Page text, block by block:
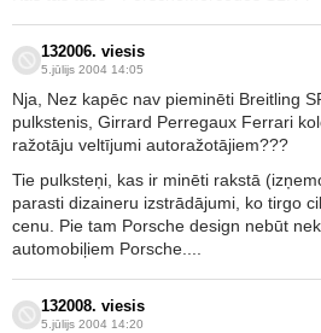
132006. viesis
5.jūlijs 2004 14:05
Nja, Nez kapēc nav pieminēti Breitling
pulkstenis, Girrard Perregaux Ferrari
ražotāju veltījumi autoražotājiem???
Tie pulksteņi, kas ir minēti rakstā
parasti dizaineru izstrādājumi, ko tirgo
cenu. Pie tam Porsche design nebūt
automobiļiem Porsche....
132008. viesis
5.jūlijs 2004 14:20